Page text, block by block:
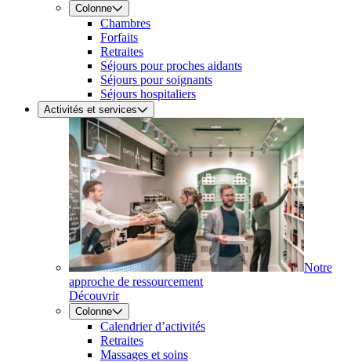
Colonne
Chambres
Forfaits
Retraites
Séjours pour proches aidants
Séjours pour soignants
Séjours hospitaliers
Activités et services
Notre
approche de ressourcement
Découvrir
Colonne
Calendrier d’activités
Retraites
Massages et soins